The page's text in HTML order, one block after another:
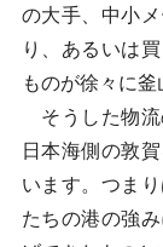
の大手、中小
り、あるいは
ものが徐々に釜
そうした物流
日本海側の敦
います。つま
たちの港の強